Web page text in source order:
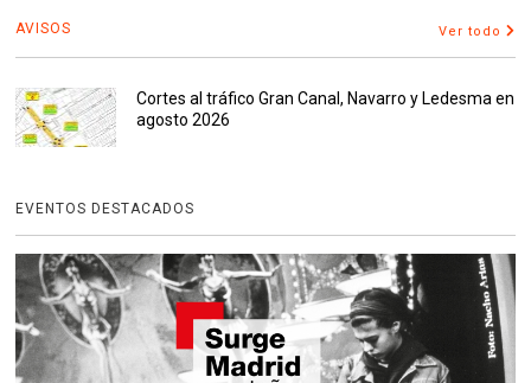
AVISOS Ver todo
Cortes al tráfico Gran Canal, Navarro y Ledesma en
agosto 2026
EVENTOS DESTACADOS